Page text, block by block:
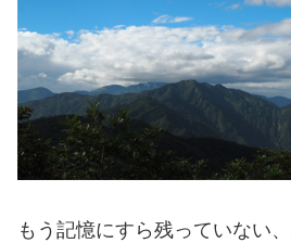
もう記憶にすら残っていない